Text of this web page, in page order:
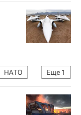
Еще 1
НАТО